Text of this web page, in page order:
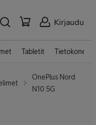
Kirjaudu
Tabletit Tietokoneet
OnePlus Nord
N10 5G